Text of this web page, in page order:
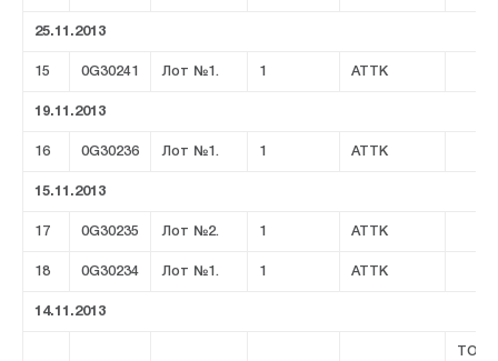
25.11.2013
15 0G30241 Лот №1. 1 ATTK
19.11.2013
16 0G30236 Лот №1. 1 ATTK
15.11.2013
17 0G30235 Лот №2. 1 ATTK
18 0G30234 Лот №1. 1 ATTK
14.11.2013
ТОО